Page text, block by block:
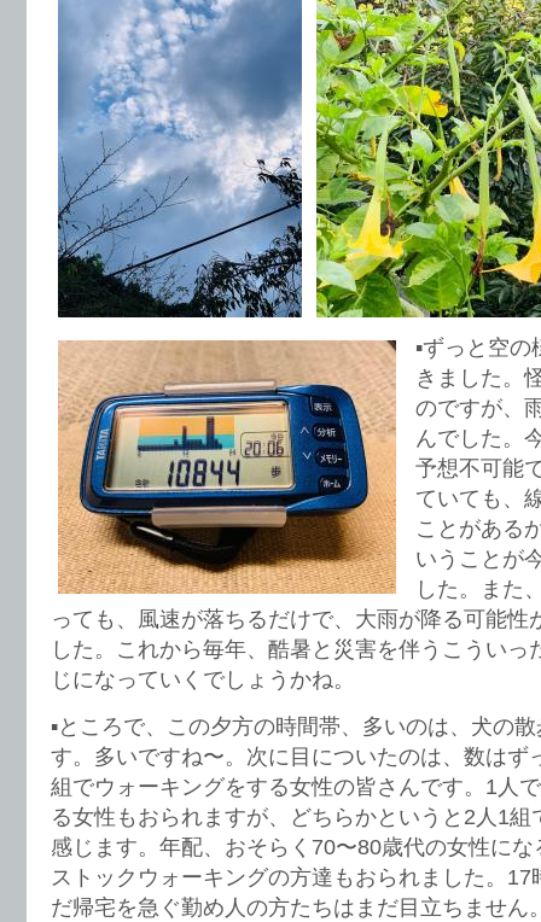
▪️ずっと空
きました。
のですが、
んでした。
予想不可能
ていても、
ことがある
いうことが
した。また
っても、風速が落ちるだけで、大雨が降る可能性
した。これから毎年、酷暑と災害を伴うこういっ
じになっていくでしょうかね。
▪️ところで、この夕方の時間帯、多いのは、犬の
す。多いですね〜。次に目についたのは、数はず
組でウォーキングをする女性の皆さんです。1人
る女性もおられますが、どちらかというと2人1
感じます。年配、おそらく70〜80歳代の女性に
ストックウォーキングの方達もおられました。17
だ帰宅を急ぐ勤め人の方たちはまだ目立ちません